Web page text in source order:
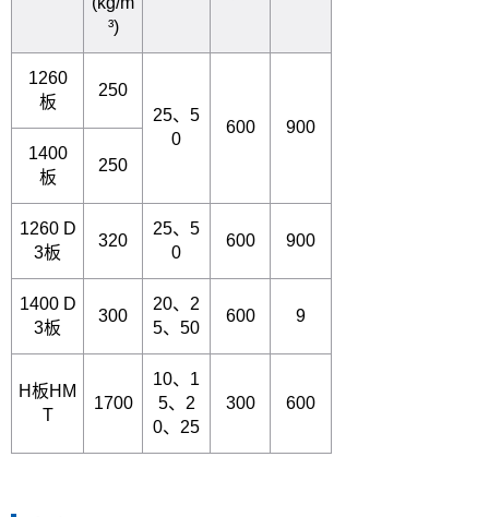
³)
1260
板
250
25、5
0
600
900
1400
板
250
1260 D
3板
320
25、5
0
600 900
1400 D
3板
300
20、2
5、50
600 9
H板HM
T
1700
10、1
5、2
0、25
300 600